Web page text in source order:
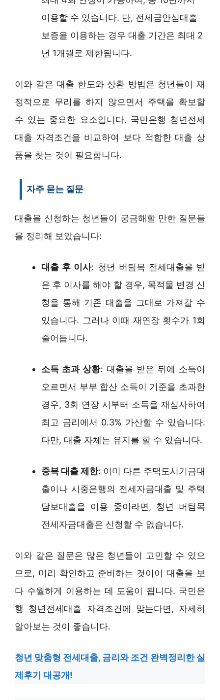
이용할 수 있습니다. 단, 전세금안심대출
보증을 이용하는 경우 대출 기간은 최대 2
년 1개월로 제한됩니다.
이와 같은 대출 한도와 상환 방법은 청년들이 재
정적으로 무리를 하지 않으면서 주택을 확보할
수 있는 중요한 요소입니다. 국민은행 청년전세
대출 자격조건을 비교하여 보다 적합한 대출 상
품을 찾는 것이 필요합니다.
자주 묻는 질문
대출을 신청하는 청년들이 궁금해할 만한 질문들
을 정리해 보았습니다:
대출 후 이사: 청년 버팀목 전세대출을 받
은 후 이사를 해야 할 경우, 목적물 변경 신
청을 통해 기존 대출을 그대로 가져갈 수
있습니다. 그러나 이때 재연장 횟수가 1회
줄어듭니다.
소득 초과 상황: 대출을 받은 뒤에 소득이
오르면서 부부 합산 소득이 기준을 초과한
경우, 3회 연장 시부터 소득을 재심사하여
최고 금리에서 0.3% 가산할 수 있습니다.
다만, 대출 자체는 유지를 할 수 있습니다.
중복 대출 제한: 이미 다른 주택도시기금대
출이나 시중은행의 전세자금대출 및 주택
담보대출을 이용 중이라면, 청년 버팀목
전세자금대출은 신청할 수 없습니다.
이와 같은 질문은 많은 청년들이 고민할 수 있으
므로, 미리 확인하고 준비하는 것이이 대출을 보
다 수월하게 이용하는 데 도움이 됩니다. 국민은
행 청년전세대출 자격조건에 맞는다면, 자세히
알아보는 것이 좋습니다.
청년 맞춤형 전세대출, 금리와 조건 완벽정리한 실
제후기 대공개!